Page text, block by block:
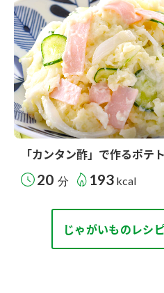
「カンタン酢」で作るポテ
20 分 193 kcal
じゃがいものレシ